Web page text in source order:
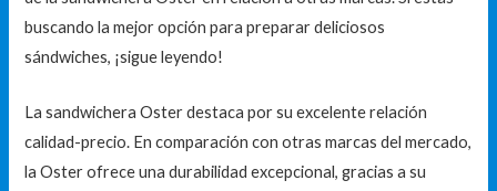
buscando la mejor opción para preparar deliciosos
sándwiches, ¡sigue leyendo!
La sandwichera Oster destaca por su excelente relación
calidad-precio. En comparación con otras marcas del mercado,
la Oster ofrece una durabilidad excepcional, gracias a su